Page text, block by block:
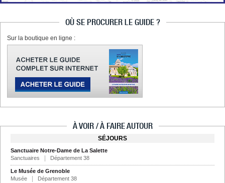
OÙ SE PROCURER LE GUIDE ?
Sur la boutique en ligne :
À VOIR / À FAIRE AUTOUR
SÉJOURS
Sanctuaire Notre-Dame de La Salette
Sanctuaires
Département 38
Le Musée de Grenoble
Musée
Département 38